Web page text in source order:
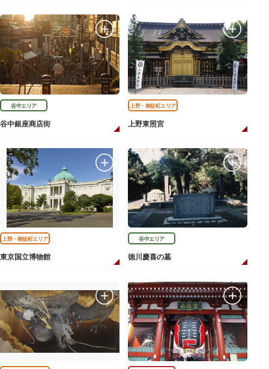
谷中エリア
谷中銀座商店街
上野・御徒町エリア
上野東照宮
上野・御徒町エリア
東京国立博物館
谷中エリア
徳川慶喜の墓